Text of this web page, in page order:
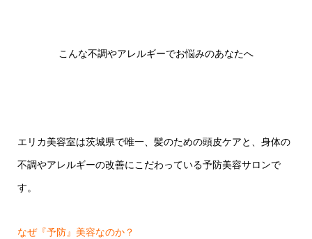
こんな不調やアレルギーでお悩みのあなたへ
エリカ美容室は茨城県で唯一、髪のための頭皮ケアと、身体の
不調やアレルギーの改善にこだわっている予防美容サロンで
す。
なぜ『予防』美容なのか？